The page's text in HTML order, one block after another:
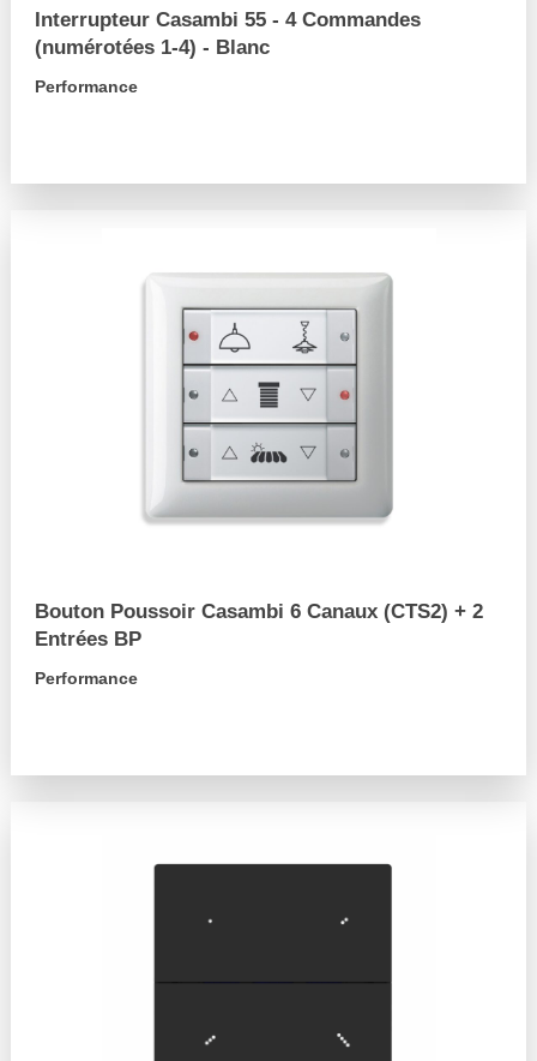
Interrupteur Casambi 55 - 4 Commandes
(numérotées 1-4) - Blanc
Performance
Bouton Poussoir Casambi 6 Canaux (CTS2) + 2
Entrées BP
Performance